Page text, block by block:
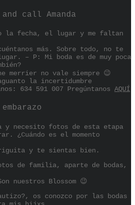
and call Amanda
la fecha, el lugar y me faltan
más. Sobre todo, no te
– P: Mi boda es de muy poca
merrier no vale siempre 😉
la incertidumbre
634 591 007 Pregúntanos AQUÍ
y necesito fotos de esta etapa
¿Cuándo es el momento
y te sientas bien.
de familia, aparte de bodas,
nuestros Blossom 😉
os conozco por las bodas